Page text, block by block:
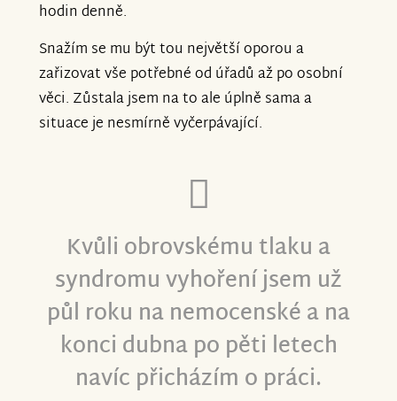
hodin denně.
Snažím se mu být tou největší oporou a
zařizovat vše potřebné od úřadů až po osobní
věci. Zůstala jsem na to ale úplně sama a
situace je nesmírně vyčerpávající.
Kvůli obrovskému tlaku a
syndromu vyhoření jsem už
půl roku na nemocenské a na
konci dubna po pěti letech
navíc přicházím o práci.